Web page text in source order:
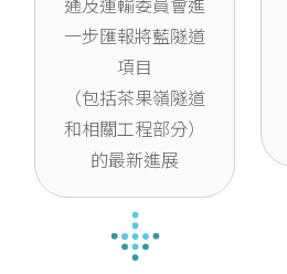
一步匯報將藍隧道
項目
（包括茶果嶺隧道
和相關工程部分）
的最新進展